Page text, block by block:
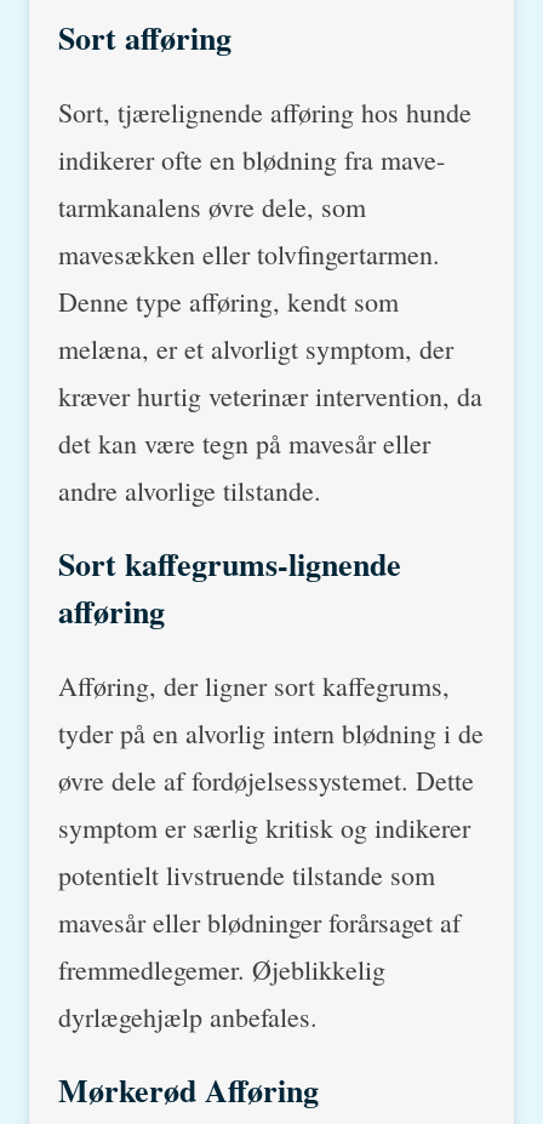
Sort afføring
Sort, tjærelignende afføring hos hunde
indikerer ofte en blødning fra mave-
tarmkanalens øvre dele, som
mavesækken eller tolvfingertarmen.
Denne type afføring, kendt som
melæna, er et alvorligt symptom, der
kræver hurtig veterinær intervention, da
det kan være tegn på mavesår eller
andre alvorlige tilstande.
Sort kaffegrums-lignende
afføring
Afføring, der ligner sort kaffegrums,
tyder på en alvorlig intern blødning i de
øvre dele af fordøjelsessystemet. Dette
symptom er særlig kritisk og indikerer
potentielt livstruende tilstande som
mavesår eller blødninger forårsaget af
fremmedlegemer. Øjeblikkelig
dyrlægehjælp anbefales.
Mørkerød Afføring